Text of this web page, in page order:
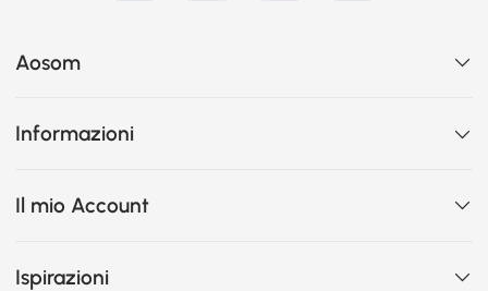
Aosom
Informazioni
Il mio Account
Ispirazioni